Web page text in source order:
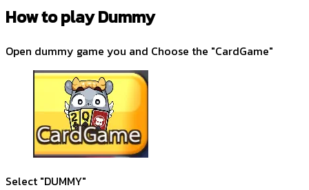
How to play Dummy
Open dummy game you and Choose the "CardGame"
Select "DUMMY"